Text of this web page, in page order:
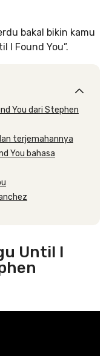
bakal bikin kamu
I Found You”.
You dari Stephen
terjemahannya
You bahasa
Until I